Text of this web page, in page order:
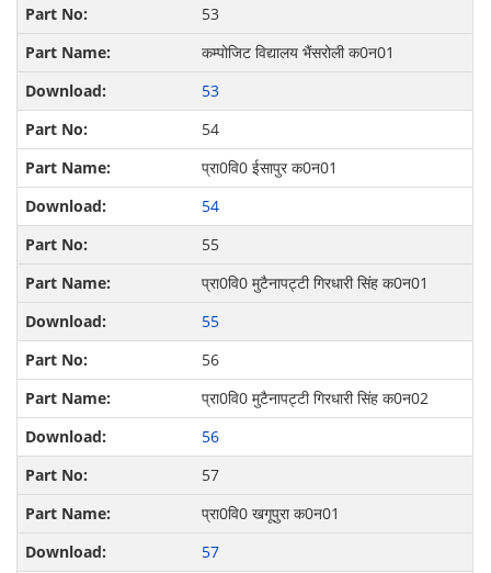
53
कम्पोजिट विद्यालय भैंसरोली क0न01
53
54
प्रा0वि0 ईसापुर क0न01
54
55
प्रा0वि0 मुटैनापट्टी गिरधारी सिंह क0न01
55
56
प्रा0वि0 मुटैनापट्टी गिरधारी सिंह क0न02
56
57
प्रा0वि0 खगूपुरा क0न01
57